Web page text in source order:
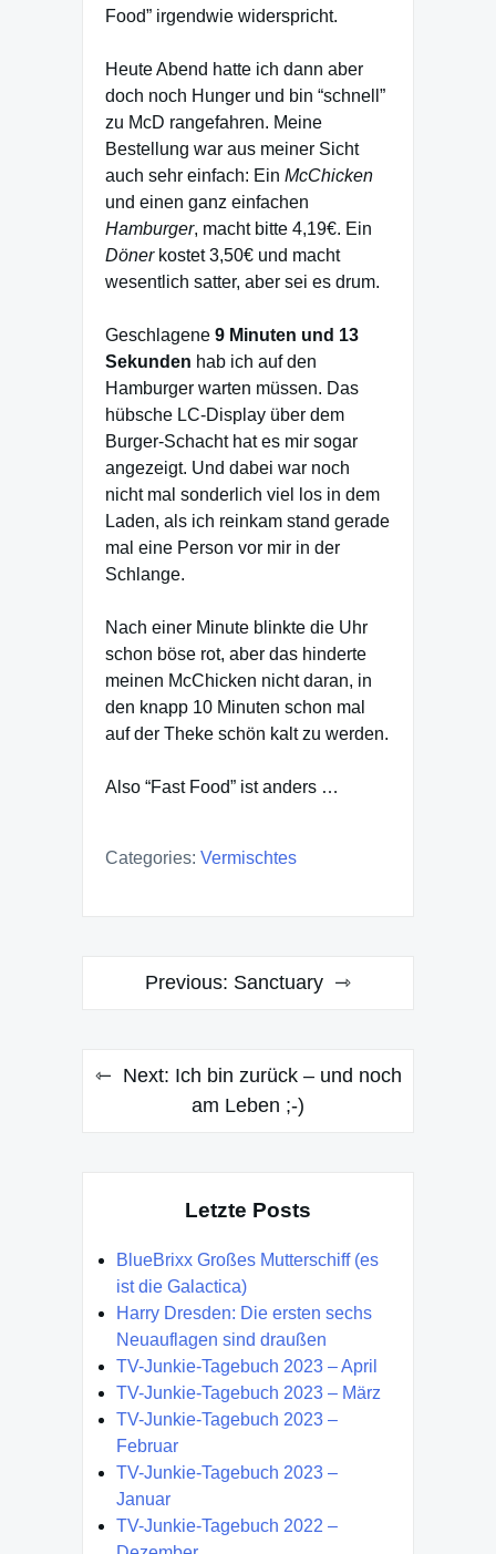
Food” irgendwie widerspricht.
Heute Abend hatte ich dann aber
doch noch Hunger und bin “schnell”
zu McD rangefahren. Meine
Bestellung war aus meiner Sicht
auch sehr einfach: Ein McChicken
und einen ganz einfachen
Hamburger, macht bitte 4,19€. Ein
Dönerkostet 3,50€ und macht
wesentlich satter, aber sei es drum.
Geschlagene 9 Minuten und 13
Sekunden hab ich auf den
Hamburger warten müssen. Das
hübsche LC-Display über dem
Burger-Schacht hat es mir sogar
angezeigt. Und dabei war noch
nicht mal sonderlich viel los in dem
Laden, als ich reinkam stand gerade
mal eine Person vor mir in der
Schlange.
Nach einer Minute blinkte die Uhr
schon böse rot, aber das hinderte
meinen McChicken nicht daran, in
den knapp 10 Minuten schon mal
auf der Theke schön kalt zu werden.
Also “Fast Food” ist anders …
Categories: Vermischtes
Previous: Sanctuary
Next: Ich bin zurück – und noch
am Leben ;-)
Letzte Posts
BlueBrixx Großes Mutterschiff (es
ist die Galactica)
Harry Dresden: Die ersten sechs
Neuauflagen sind draußen
TV-Junkie-Tagebuch 2023 – April
TV-Junkie-Tagebuch 2023 – März
TV-Junkie-Tagebuch 2023 –
Februar
TV-Junkie-Tagebuch 2023 –
Januar
TV-Junkie-Tagebuch 2022 –